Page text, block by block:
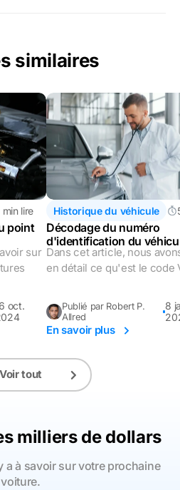
similaires
min lire
point
sur
oct.
Historique du véhicule
Décodage du numéro
d'identification du
(VIN)
Dans cet article, nous
en détail ce qu'est le code
Publié par Robert P.
Allred
8
En savoir plus
Voir tout
milliers de dollars
a à savoir sur votre prochaine
voiture.